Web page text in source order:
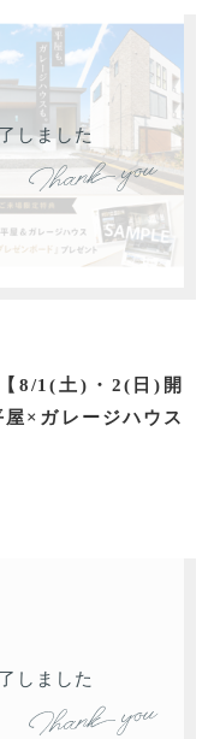
しました
8/1(土)・2(日)開
×ガレージハウス
しました